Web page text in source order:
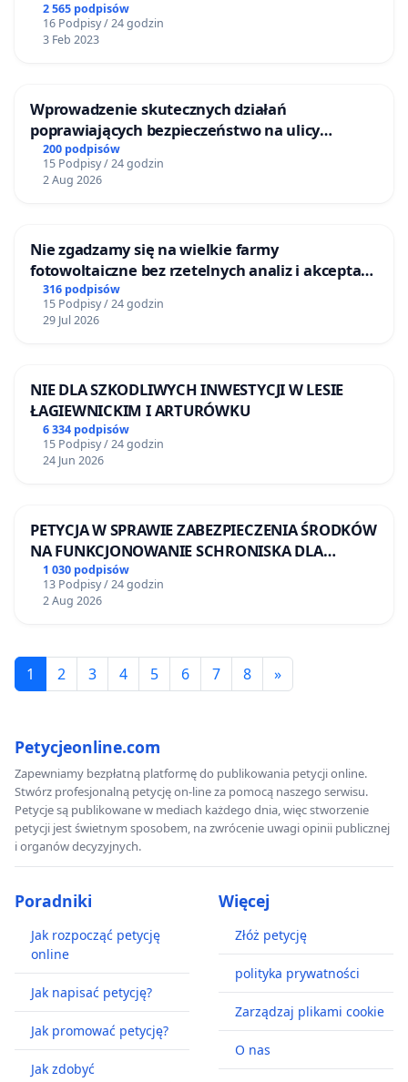
2 565 podpisów
16 Podpisy / 24 godzin
3 Feb 2023
Wprowadzenie skutecznych działań
poprawiających bezpieczeństwo na ulicy
Żeromskiego w Otwocku
200 podpisów
15 Podpisy / 24 godzin
2 Aug 2026
Nie zgadzamy się na wielkie farmy
fotowoltaiczne bez rzetelnych analiz i akceptacji
mieszkańców
316 podpisów
15 Podpisy / 24 godzin
29 Jul 2026
NIE DLA SZKODLIWYCH INWESTYCJI W LESIE
ŁAGIEWNICKIM I ARTURÓWKU
6 334 podpisów
15 Podpisy / 24 godzin
24 Jun 2026
PETYCJA W SPRAWIE ZABEZPIECZENIA ŚRODKÓW
NA FUNKCJONOWANIE SCHRONISKA DLA
BEZDOMNYCH ZWIERZĄT W SKARYSZEWIE
1 030 podpisów
13 Podpisy / 24 godzin
2 Aug 2026
1 2 3 4 5 6 7 8 »
Petycjeonline.com
Zapewniamy bezpłatną platformę do publikowania petycji online.
Stwórz profesjonalną petycję on-line za pomocą naszego serwisu.
Petycje są publikowane w mediach każdego dnia, więc stworzenie
petycji jest świetnym sposobem, na zwrócenie uwagi opinii publicznej
i organów decyzyjnych.
Poradniki
Jak rozpocząć petycję
online
Jak napisać petycję?
Jak promować petycję?
Jak zdobyć
Więcej
Złóż petycję
polityka prywatności
Zarządzaj plikami cookie
O nas